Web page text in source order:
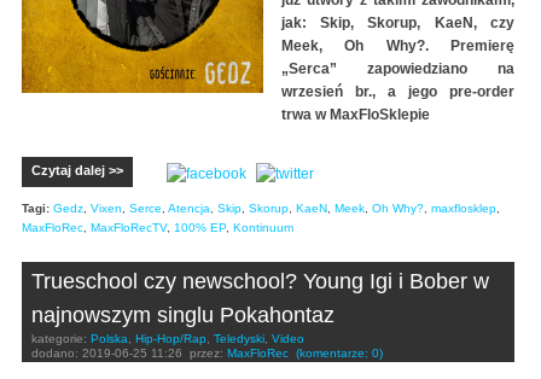
jak: Skip, Skorup, KaeN, czy
Meek, Oh Why?. Premierę
„Serca” zapowiedziano na
wrzesień br., a jego pre-order
trwa w MaxFloSklepie
Czytaj dalej >>
Tagi: Gedz Vixen Serce Atencja Skip Skorup KaeN Meek Oh Why? maxflosklep
MaxFloRec MaxFloRecTV, 100% EP, Kontinuum
Trueschool czy newschool? Young Igi i Bober w
najnowszym singlu Pokahontaz
kategorie: Polska Hip-Hop/Rap Teledyski Video
dodano: 2019-06-25 11:26 przez: MaxFloRec (komentarze: 0)